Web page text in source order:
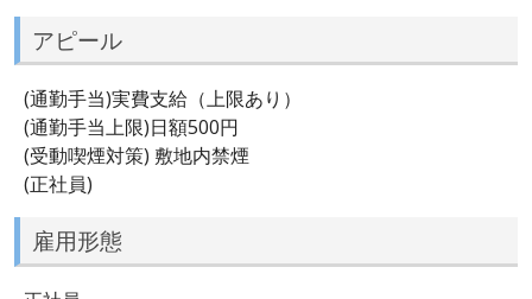
アピール
(通勤手当)実費支給（上限あり）
(通勤手当上限)日額500円
(受動喫煙対策) 敷地内禁煙
(正社員)
雇用形態